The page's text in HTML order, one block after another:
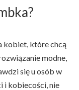
kobiet, które chcą
modne,
się u osób w
i kobiecości, nie